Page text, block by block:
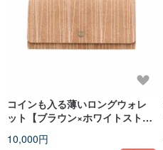
コインも入る薄いロングウォレ
ット【ブラウン×ホワイトストラ
10,000円